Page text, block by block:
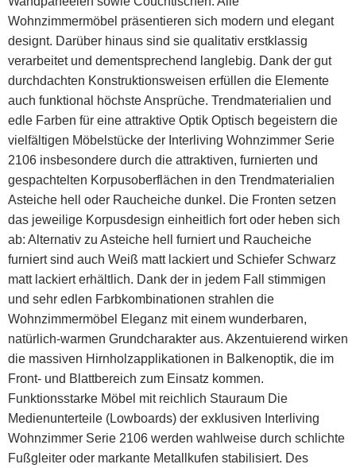
Wohnzimmermöbel präsentieren sich modern und elegant
designt. Darüber hinaus sind sie qualitativ erstklassig
verarbeitet und dementsprechend langlebig. Dank der gut
durchdachten Konstruktionsweisen erfüllen die Elemente
auch funktional höchste Ansprüche. Trendmaterialien und
edle Farben für eine attraktive Optik Optisch begeistern die
vielfältigen Möbelstücke der Interliving Wohnzimmer Serie
2106 insbesondere durch die attraktiven, furnierten und
gespachtelten Korpusoberflächen in den Trendmaterialien
Asteiche hell oder Raucheiche dunkel. Die Fronten setzen
das jeweilige Korpusdesign einheitlich fort oder heben sich
ab: Alternativ zu Asteiche hell furniert und Raucheiche
furniert sind auch Weiß matt lackiert und Schiefer Schwarz
matt lackiert erhältlich. Dank der in jedem Fall stimmigen
und sehr edlen Farbkombinationen strahlen die
Wohnzimmermöbel Eleganz mit einem wunderbaren,
natürlich-warmen Grundcharakter aus. Akzentuierend wirken
die massiven Hirnholzapplikationen in Balkenoptik, die im
Front- und Blattbereich zum Einsatz kommen.
Funktionsstarke Möbel mit reichlich Stauraum Die
Medienunterteile (Lowboards) der exklusiven Interliving
Wohnzimmer Serie 2106 werden wahlweise durch schlichte
Fußgleiter oder markante Metallkufen stabilisiert. Des